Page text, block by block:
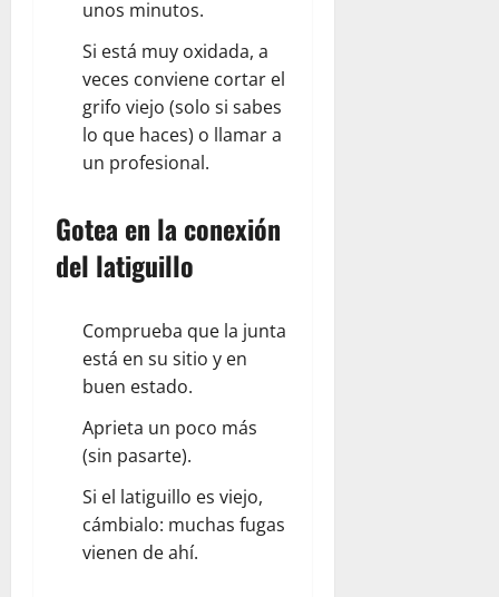
unos minutos.
Si está muy oxidada, a
veces conviene cortar el
grifo viejo (solo si sabes
lo que haces) o llamar a
un profesional.
Gotea en la conexión
del latiguillo
Comprueba que la junta
está en su sitio y en
buen estado.
Aprieta un poco más
(sin pasarte).
Si el latiguillo es viejo,
cámbialo: muchas fugas
vienen de ahí.